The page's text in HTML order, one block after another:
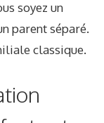
soyez un
parent séparé.
classique.